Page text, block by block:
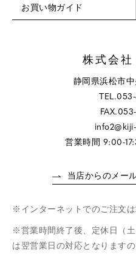
お買い物ガイド
株式会
静岡県浜松市
営業時間 9:00-
当店からのメー
インターネットでのご注文
営業時間終了後、定休日（
は翌営業日の対応となります